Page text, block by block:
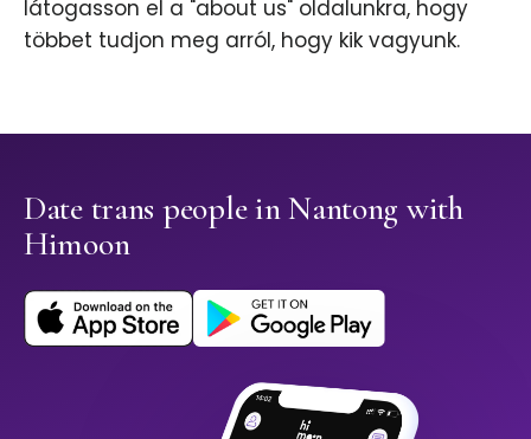
látogasson el a "about us" oldalunkra, hogy
többet tudjon meg arról, hogy kik vagyunk.
Date trans people in Nantong with
Himoon